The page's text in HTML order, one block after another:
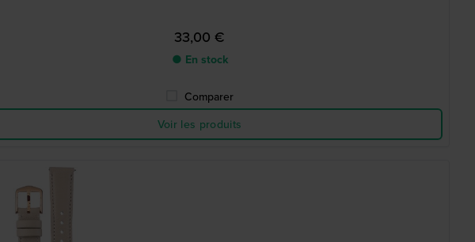
33,00 €
● En stock
Comparer
Voir les produits